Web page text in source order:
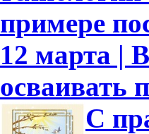
примере
12 марта |
осваивать
С